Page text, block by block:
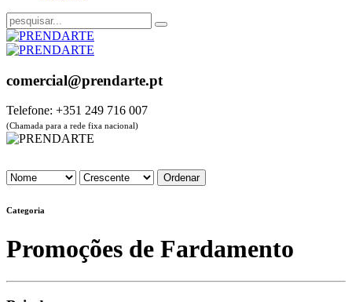
comercial@prendarte.pt
Telefone: +351 249 716 007
(Chamada para a rede fixa nacional)
Categoria
Promoções de Fardamento